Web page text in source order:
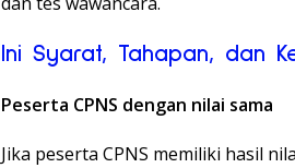
Ini Syarat, Tahapan, dan
Peserta CPNS dengan nilai sama
Jika peserta CPNS memiliki hasil